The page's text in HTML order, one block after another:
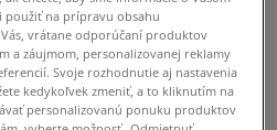
použiť na prípravu obsahu
vrátane odporúčaní produktov
a záujmom, personalizovanej reklamy
Svoje rozhodnutie aj nastavenia
kedykoľvek zmeniť, a to kliknutím na
personalizovanú ponuku produktov